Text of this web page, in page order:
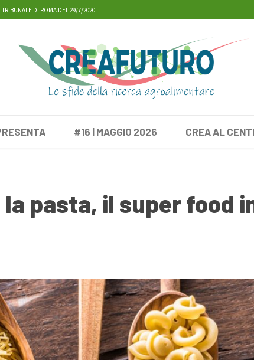
DI ROMA DEL 29/7/2020
#16 | MAGGIO 2026 CREA AL
pasta, il super food